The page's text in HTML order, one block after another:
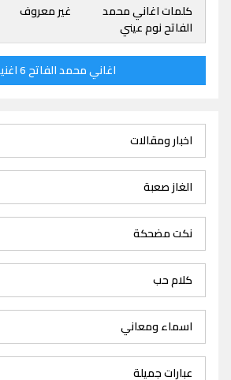
كلمات اغاني محمد
الفاتح نوم عيني
غير معروف
اغاني محمد الفاتح 6 اغنية
اخبار ومقالات
الغاز صعبة
نكت مضحكة
كلام حب
اسماء ومعاني
عبارات جميلة